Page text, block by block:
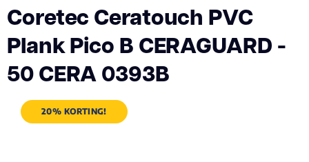
Coretec Ceratouch PVC
Plank Pico B CERAGUARD -
50 CERA 0393B
20% KORTING!